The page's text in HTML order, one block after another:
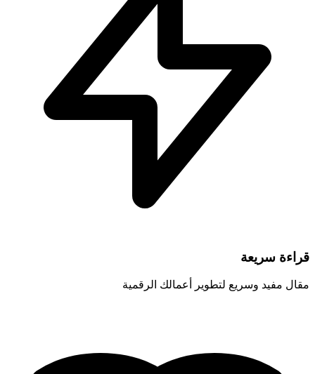
قراءة سريعة
مقال مفيد وسريع لتطوير أعمالك الرقمية